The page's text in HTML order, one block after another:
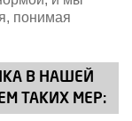
понимая
В НАШЕЙ
ТАКИХ МЕР: